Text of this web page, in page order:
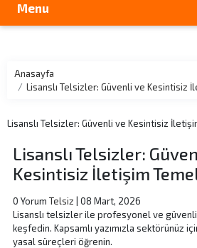
Menu
Anasayfa
Lisanslı Telsizler: Güvenli ve
Lisanslı Telsizler: Güvenli ve Kesintisiz
Lisanslı Telsizler:
Kesintisiz İletişim
0 YorumTelsiz
08 Mart, 2026
Lisanslı telsizler ile profesyonel ve güvenli
keşfedin. Kapsamlı yazımızla sektörünüz
yasal süreçleri öğrenin.